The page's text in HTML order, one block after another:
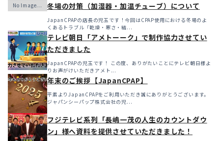
冬場の対策（加湿器・加温チューブ）について
JapanCPAPの店長の児玉です！今回はCPAP使用における冬場のよ
くあるトラブル「乾燥・寒さ・結...
テレビ朝日「アメトーーク」で制作協力させてい
ただきました
JapanCPAPの児玉です！ この度、ありがたいことにテレビ朝日様よ
りお声がけいただきアメト...
年末のご挨拶【JapanCPAP】
平素よりJapanCPAPをご利用いただき誠にありがとうございます。
ジャパンシーパップ株式会社の児...
フジテレビ系列「長嶋一茂の人生のカウントダウ
ン」様へ資料を提供させていただきました！